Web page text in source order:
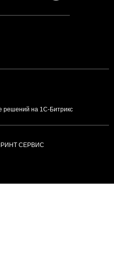
решений на 1С-Битрикс
СЕРВИС